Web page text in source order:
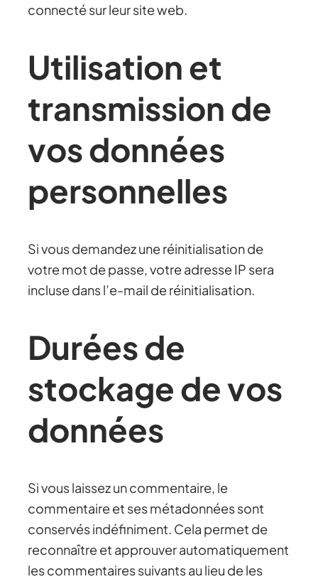
connecté sur leur site web.
Utilisation et
transmission de
vos données
personnelles
Si vous demandez une réinitialisation de
votre mot de passe, votre adresse IP sera
incluse dans l’e-mail de réinitialisation.
Durées de
stockage de vos
données
Si vous laissez un commentaire, le
commentaire et ses métadonnées sont
conservés indéfiniment. Cela permet de
reconnaître et approuver automatiquement
les commentaires suivants au lieu de les